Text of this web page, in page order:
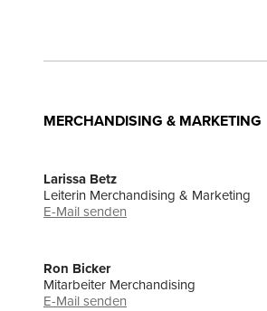
MERCHANDISING & MARKETING
Larissa Betz
Leiterin Merchandising & Marketing
E-Mail senden
Ron Bicker
Mitarbeiter Merchandising
E-Mail senden